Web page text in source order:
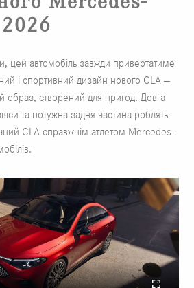
цей автомобіль завжди привертатиме
і спортивний дизайн нового CLA —
образ, створений для пригод. Довга
та потужна задня частина роблять
CLA справжнім атлетом Mercedes-